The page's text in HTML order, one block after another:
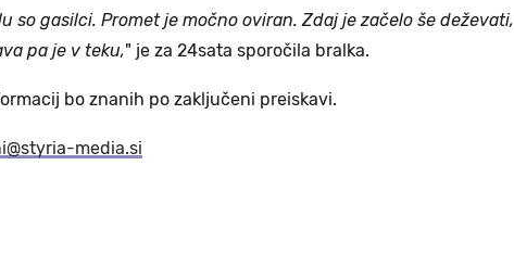
so gasilci. Promet je močno oviran. Zdaj je začelo še deževati,
pa je v teku," je za 24sata sporočila bralka.
bo znanih po zaključeni preiskavi.
media.si